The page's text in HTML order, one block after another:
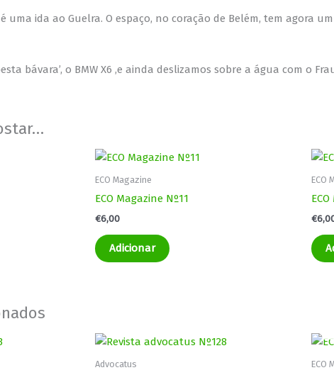
uma ida ao Guelra. O espaço, no coração de Belém, tem agora
bávara’, o BMW X6 ,e ainda deslizamos sobre a água com o
ECO Magazine
ECO Magazine Nº11
€6,00
Adicionar
ECO
€
Advocatus
PriceThis
ECO